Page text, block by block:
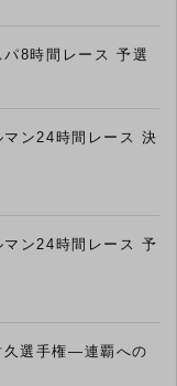
8時間レース 予選
ン24時間レース 決
ン24時間レース 予
選手権―連覇への